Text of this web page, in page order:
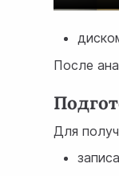
После
Для